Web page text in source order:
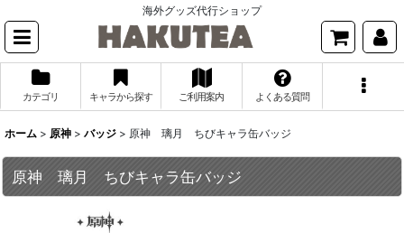
海外グッズ代行ショップ
カテゴリ キャラから探す ご利用案内 よくある質問
ホーム > 原神 > バッジ > 原神 璃月 ちびキャラ缶バッジ
原神 璃月 ちびキャラ缶バッジ